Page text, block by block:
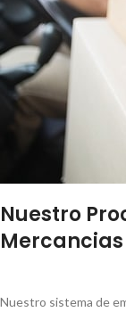
Nuestro
Mercancias
Nuestro sistema de